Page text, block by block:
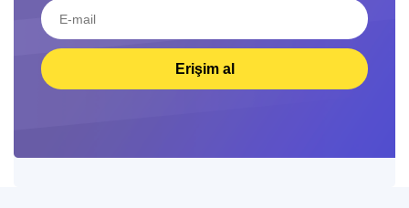
Erişim al